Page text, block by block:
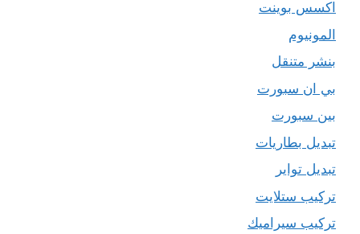
اكسس بوينت
المونيوم
بنشر متنقل
بي ان سبورت
بين سبورت
تبديل بطاريات
تبديل تواير
تركيب ستلايت
تركيب سيراميك